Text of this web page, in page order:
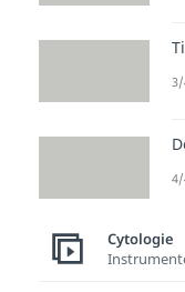
4/
Cytologie